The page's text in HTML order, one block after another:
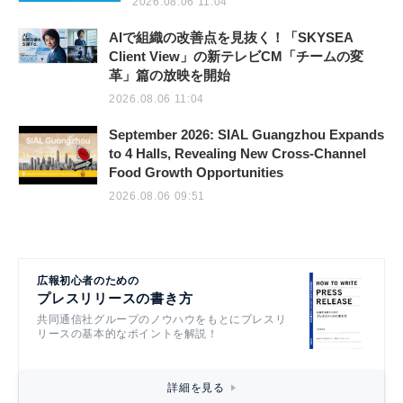
AIで組織の改善点を見抜く！「SKYSEA
Client View」の新テレビCM「チームの変
革」篇の放映を開始
2026.08.06 11:04
September 2026: SIAL Guangzhou Expands
to 4 Halls, Revealing New Cross-Channel
Food Growth Opportunities
2026.08.06 09:51
広報初心者のための
プレスリリースの書き方
共同通信社グループのノウハウをもとにプレスリ
リースの基本的なポイントを解説！
詳細を見る